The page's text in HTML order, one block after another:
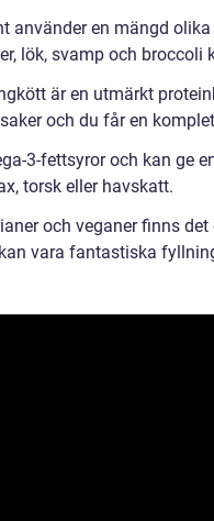
använder en mängd
lök, svamp och broccoli
är en utmärkt
och du får en
3-fettsyror och kan ge
torsk eller havskatt.
och veganer finns
vara fantastiska